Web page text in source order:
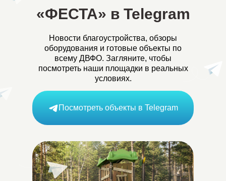
«ФЕСТА» в Telegram
Посмотреть объекты в Telegram
Новости благоустройства, обзоры
оборудования и готовые объекты по
всему ДВФО. Загляните, чтобы
посмотреть наши площадки в реальных
условиях.